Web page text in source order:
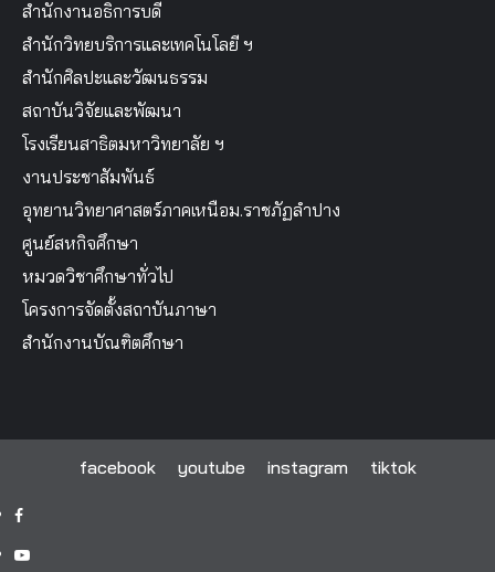
สำนักงานอธิการบดี
สำนักวิทยบริการและเทคโนโลยี ฯ
สำนักศิลปะและวัฒนธรรม
สถาบันวิจัยและพัฒนา
โรงเรียนสาธิตมหาวิทยาลัย ฯ
งานประชาสัมพันธ์
อุทยานวิทยาศาสตร์ภาคเหนือม.ราชภัฏลำปาง
ศูนย์สหกิจศึกษา
หมวดวิชาศึกษาทั่วไป
โครงการจัดตั้งสถาบันภาษา
สำนักงานบัณฑิตศึกษา
facebook youtube instagram tiktok
facebook
youtube